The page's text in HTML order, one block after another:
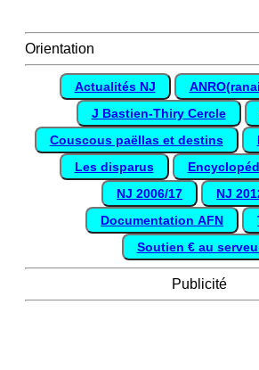
Orientation
Actualités NJ
J Bastien-Thiry Cercle
Couscous paëllas et destins
Les disparus
NJ 2006/17
NJ
Documentation AFN
Soutien € au
Publicité